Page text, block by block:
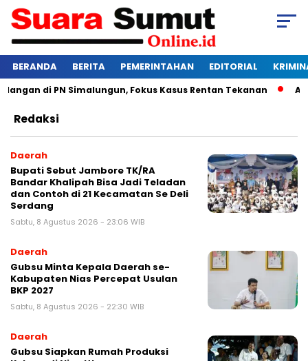
BERANDA BERITA PEMERINTAHAN EDITORIAL
di PN Simalungun, Fokus Kasus Rentan Tekanan Awas
Redaksi
Daerah
Bupati Sebut Jambore TK/RA
Bandar Khalipah Bisa Jadi Teladan
dan Contoh di 21 Kecamatan Se Deli
Serdang
Sabtu, 8 Agustus 2026 - 23:06 WIB
Daerah
Gubsu Minta Kepala Daerah se-
Kabupaten Nias Percepat Usulan
BKP 2027
Sabtu, 8 Agustus 2026 - 22:30 WIB
Daerah
Gubsu Siapkan Rumah Produksi